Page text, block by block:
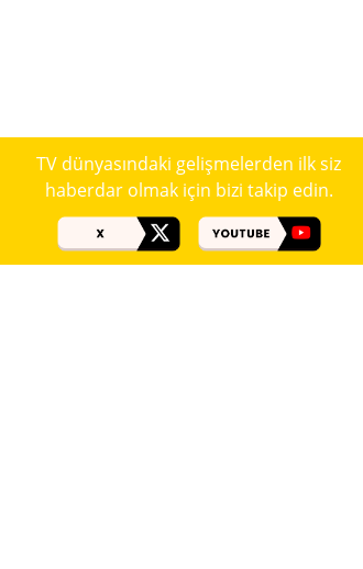
TV dünyasındaki gelişmelerden ilk siz
haberdar olmak için bizi takip edin.